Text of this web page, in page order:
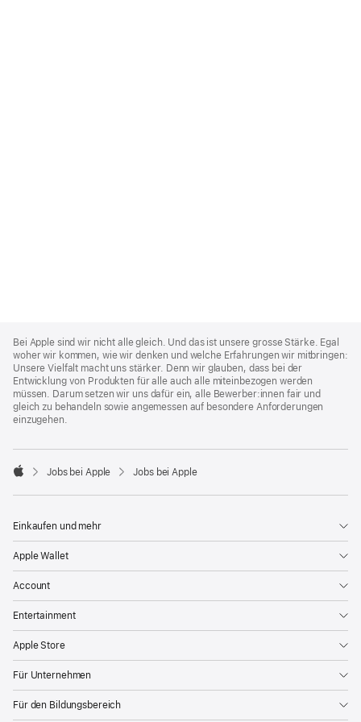
Footer
Bei Apple sind wir nicht alle gleich. Und das ist unsere grosse Stärke. Egal
woher wir kommen, wie wir denken und welche Erfahrungen wir mitbringen:
Unsere Vielfalt macht uns stärker. Denn wir glauben, dass bei der
Entwicklung von Produkten für alle auch alle miteinbezogen werden
müssen. Darum setzen wir uns dafür ein, alle Bewerber:innen fair und
gleich zu behandeln sowie angemessen auf besondere Anforderungen
einzugehen.

Jobs bei Apple Jobs bei Apple
Einkaufen und mehr
Apple Wallet
Account
Entertainment
Apple Store
Für Unternehmen
Für den Bildungsbereich